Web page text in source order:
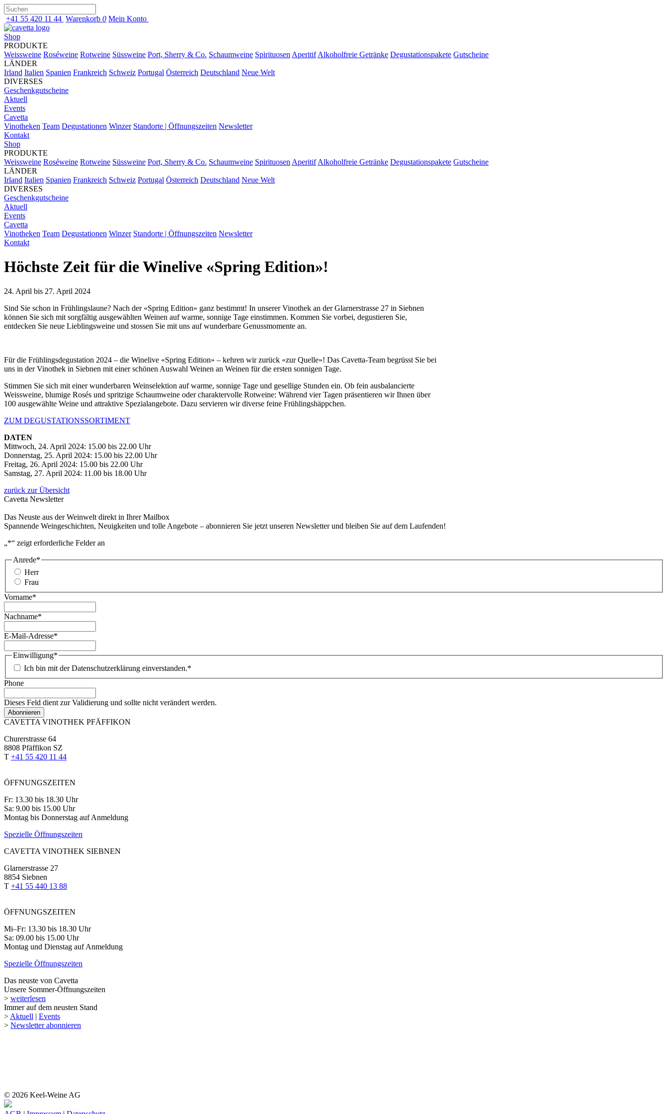
+41 55 420 11 44 Warenkorb 0 Mein Konto
Shop
PRODUKTE
Weissweine Roséweine Rotweine Süssweine Port, Sherry & Co. Schaumweine Spirituosen Aperitif Alkoholfreie Getränke Degustationspakete Gutscheine
LÄNDER
Irland Italien Spanien Frankreich Schweiz Portugal Österreich Deutschland Neue Welt
DIVERSES
Geschenkgutscheine
Aktuell
Events
Cavetta
Vinotheken Team Degustationen Winzer Standorte | Öffnungszeiten Newsletter
Kontakt
Shop
PRODUKTE
Weissweine Roséweine Rotweine Süssweine Port, Sherry & Co. Schaumweine Spirituosen Aperitif Alkoholfreie Getränke Degustationspakete Gutscheine
LÄNDER
Irland Italien Spanien Frankreich Schweiz Portugal Österreich Deutschland Neue Welt
DIVERSES
Geschenkgutscheine
Aktuell
Events
Cavetta
Vinotheken Team Degustationen Winzer Standorte | Öffnungszeiten Newsletter
Kontakt
Höchste Zeit für die Winelive «Spring Edition»!
24. April bis 27. April 2024
Sind Sie schon in Frühlingslaune? Nach der «Spring Edition» ganz bestimmt! In unserer Vinothek an der Glarnerstrasse 27 in Siebnen
können Sie sich mit sorgfältig ausgewählten Weinen auf warme, sonnige Tage einstimmen. Kommen Sie vorbei, degustieren Sie,
entdecken Sie neue Lieblingsweine und stossen Sie mit uns auf wunderbare Genussmomente an.
Für die Frühlingsdegustation 2024 – die Winelive «Spring Edition» – kehren wir zurück «zur Quelle»! Das Cavetta-Team begrüsst Sie bei
uns in der Vinothek in Siebnen mit einer schönen Auswahl Weinen an Weinen für die ersten sonnigen Tage.
Stimmen Sie sich mit einer wunderbaren Weinselektion auf warme, sonnige Tage und gesellige Stunden ein. Ob fein ausbalancierte
Weissweine, blumige Rosés und spritzige Schaumweine oder charaktervolle Rotweine: Während vier Tagen präsentieren wir Ihnen über
100 ausgewählte Weine und attraktive Spezialangebote. Dazu servieren wir diverse feine Frühlingshäppchen.
ZUM DEGUSTATIONSSORTIMENT
DATEN
Mittwoch, 24. April 2024: 15.00 bis 22.00 Uhr
Donnerstag, 25. April 2024: 15.00 bis 22.00 Uhr
Freitag, 26. April 2024: 15.00 bis 22.00 Uhr
Samstag, 27. April 2024: 11.00 bis 18.00 Uhr
zurück zur Übersicht
Cavetta Newsletter
Das Neuste aus der Weinwelt direkt in Ihrer Mailbox
Spannende Weingeschichten, Neuigkeiten und tolle Angebote – abonnieren Sie jetzt unseren Newsletter und bleiben Sie auf dem Laufenden!
„*“ zeigt erforderliche Felder an
Anrede*
Herr
Frau
Vorname*
Nachname*
E-Mail-Adresse*
Einwilligung*
Ich bin mit der Datenschutzerklärung einverstanden.*
Phone
Dieses Feld dient zur Validierung und sollte nicht verändert werden.
CAVETTA VINOTHEK PFÄFFIKON
Churerstrasse 64
8808 Pfäffikon SZ
T +41 55 420 11 44
ÖFFNUNGSZEITEN
Fr: 13.30 bis 18.30 Uhr
Sa: 9.00 bis 15.00 Uhr
Montag bis Donnerstag auf Anmeldung
Spezielle Öffnungszeiten
CAVETTA VINOTHEK SIEBNEN
Glarnerstrasse 27
8854 Siebnen
T +41 55 440 13 88
ÖFFNUNGSZEITEN
Mi–Fr: 13.30 bis 18.30 Uhr
Sa: 09.00 bis 15.00 Uhr
Montag und Dienstag auf Anmeldung
Spezielle Öffnungszeiten
Das neuste von Cavetta
Unsere Sommer-Öffnungszeiten
> weiterlesen
Immer auf dem neusten Stand
> Aktuell | Events
> Newsletter abonnieren
© 2026 Keel-Weine AG